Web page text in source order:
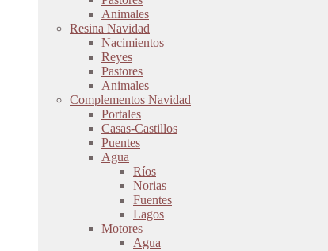
Animales
Resina Navidad
Nacimientos
Reyes
Pastores
Animales
Complementos Navidad
Portales
Casas-Castillos
Puentes
Agua
Ríos
Norias
Fuentes
Lagos
Motores
Agua